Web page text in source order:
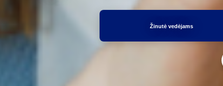
Žinutė vedėjams